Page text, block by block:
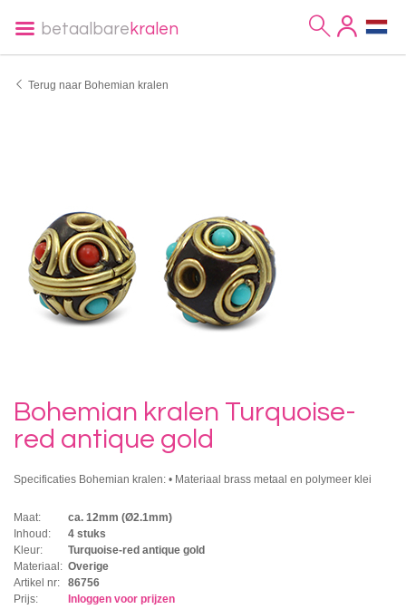
betaalbare kralen
Terug naar Bohemian kralen
Bohemian kralen Turquoise-
red antique gold
Specificaties Bohemian kralen: • Materiaal brass metaal en polymeer klei
Maat:
ca. 12mm (Ø2.1mm)
Inhoud:
4 stuks
Kleur:
Turquoise-red antique gold
Materiaal: Overige
Artikel nr:
86756
Prijs:
Inloggen voor prijzen